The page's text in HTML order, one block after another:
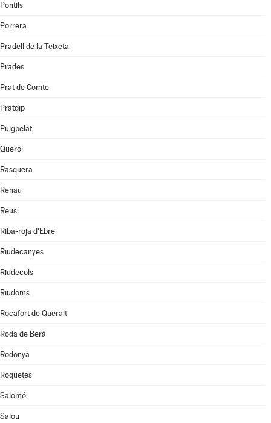
Pontils
Porrera
Pradell de la Teixeta
Prades
Prat de Comte
Pratdip
Puigpelat
Querol
Rasquera
Renau
Reus
Riba-roja d'Ebre
Riudecanyes
Riudecols
Riudoms
Rocafort de Queralt
Roda de Berà
Rodonyà
Roquetes
Salomó
Salou